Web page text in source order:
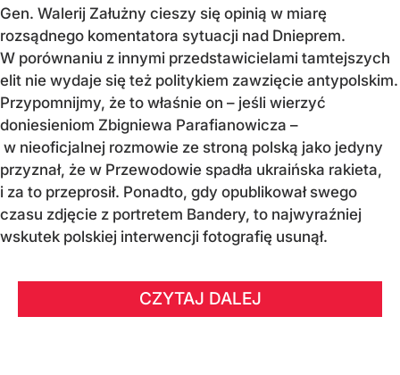
Gen. Walerij Załużny cieszy się opinią w miarę
rozsądnego komentatora sytuacji nad Dnieprem.
W porównaniu z innymi przedstawicielami tamtejszych
elit nie wydaje się też politykiem zawzięcie antypolskim.
Przypomnijmy, że to właśnie on – jeśli wierzyć
doniesieniom Zbigniewa Parafianowicza –
w nieoficjalnej rozmowie ze stroną polską jako jedyny
przyznał, że w Przewodowie spadła ukraińska rakieta,
i za to przeprosił. Ponadto, gdy opublikował swego
czasu zdjęcie z portretem Bandery, to najwyraźniej
wskutek polskiej interwencji fotografię usunął.
CZYTAJ DALEJ